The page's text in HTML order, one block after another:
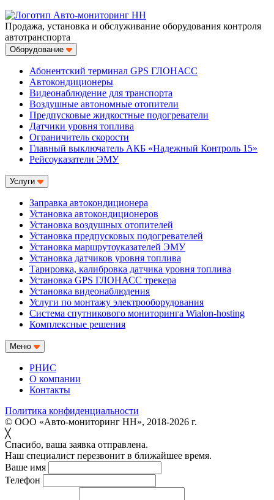
Продажа, установка и обслуживание оборудования контроля
автотранспорта
Оборудование
Абонентский терминал GPS ГЛОНАСС
Автокондиционеры
Видеонаблюдение для транспорта
Воздушные автономные отопители
Предпусковые жидкостные подогреватели
Датчики уровня топлива
Ограничитель скорости
Главный выключатель АКБ «Надежный Контроль 15»
Рейсоуказатели ЭМУ
Услуги
Заправка автокондиционера
Установка автокондиционеров
Установка воздушных отопителей
Установка предпусковых подогревателей
Установка маршрутоуказателей ЭМУ
Установка датчиков уровня топлива
Тарировка, калибровка датчика уровня топлива
Установка GPS ГЛОНАСС трекера
Установка видеонаблюдения
Услуги по монтажу электрооборудования
Система спутникового мониторинга Wialon-hosting
Комплексные решения
Меню
РНИС
О компании
Контакты
Политика конфиденциальности
© ООО «Авто-мониторинг НН», 2018-2026 г.
╳
Спасибо, ваша заявка отправлена.
Наш специалист перезвонит в ближайшее время.
Ваше имя
Телефон